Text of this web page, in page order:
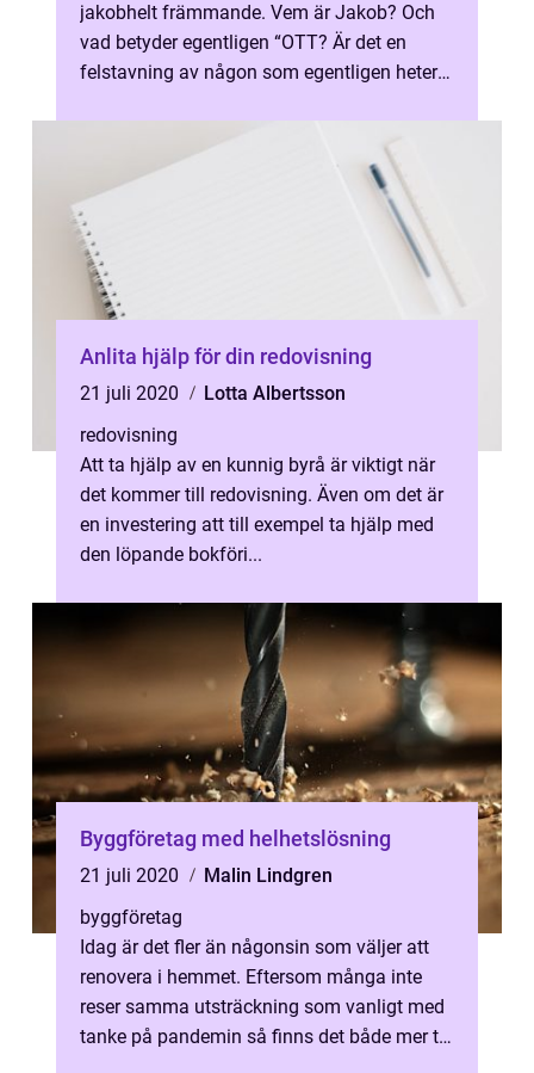
jakobhelt främmande. Vem är Jakob? Och
vad betyder egentligen “OTT? Är det en
felstavning av någon som egentligen heter
Anlita hjälp för din redovisning
21 juli 2020
Lotta Albertsson
redovisning
Att ta hjälp av en kunnig byrå är viktigt när
det kommer till redovisning. Även om det är
en investering att till exempel ta hjälp med
den löpande bokföri...
Byggföretag med helhetslösning
21 juli 2020
Malin Lindgren
byggföretag
Idag är det fler än någonsin som väljer att
renovera i hemmet. Eftersom många inte
reser samma utsträckning som vanligt med
tanke på pandemin så finns det både mer tid